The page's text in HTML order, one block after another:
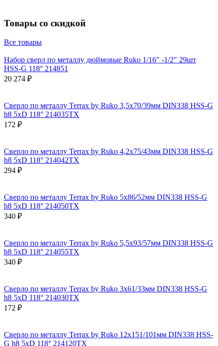
Товары со скидкой
Все товары
Набор сверл по металлу дюймовые Ruko 1/16" -1/2" 29шт
HSS-G 118° 214851
20 274 ₽
Сверло по металлу Terrax by Ruko 3,5x70/39мм DIN338 HSS-G
h8 5xD 118° 214035TX
172 ₽
Сверло по металлу Terrax by Ruko 4,2x75/43мм DIN338 HSS-G
h8 5xD 118° 214042TX
294 ₽
Сверло по металлу Terrax by Ruko 5x86/52мм DIN338 HSS-G
h8 5xD 118° 214050TX
340 ₽
Сверло по металлу Terrax by Ruko 5,5x93/57мм DIN338 HSS-G
h8 5xD 118° 214055TX
340 ₽
Сверло по металлу Terrax by Ruko 3x61/33мм DIN338 HSS-G
h8 5xD 118° 214030TX
172 ₽
Сверло по металлу Terrax by Ruko 12x151/101мм DIN338 HSS-
G h8 5xD 118° 214120TX